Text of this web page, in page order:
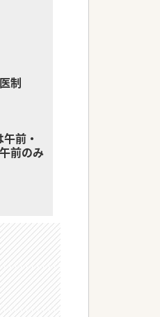
制
前・
前のみ